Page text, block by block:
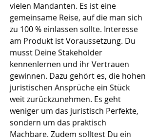
vielen Mandanten. Es ist eine
gemeinsame Reise, auf die man sich
zu 100 % einlassen sollte. Interesse
am Produkt ist Voraussetzung. Du
musst Deine Stakeholder
kennenlernen und ihr Vertrauen
gewinnen. Dazu gehört es, die hohen
juristischen Ansprüche ein Stück
weit zurückzunehmen. Es geht
weniger um das juristisch Perfekte,
sondern um das praktisch
Machbare. Zudem solltest Du ein